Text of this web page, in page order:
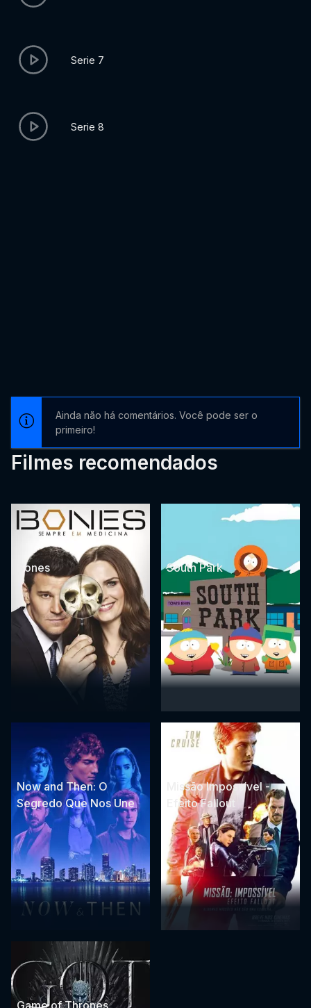
Serie 7
Serie 8
Ainda não há comentários. Você pode ser o
primeiro!
Filmes recomendados
Bones South Park
Now and Then: O
Segredo Que Nos Une
Missão Impossível -
Efeito Fallout
Game of Thrones